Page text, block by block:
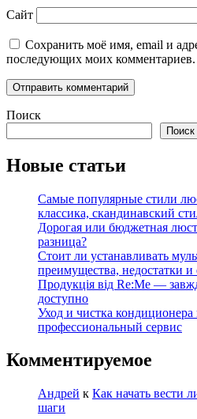
Сайт
Сохранить моё имя, email и
последующих моих комментариев.
Поиск
Поиск
Новые статьи
Самые популярные стили
классика, скандинавский
Дорогая или бюджетная
разница?
Стоит ли устанавливать
преимущества, недостатки
Продукція від Re:Me —
доступно
Уход и чистка кондиционера
профессиональный сервис
Комментируемое
Андрей к Как начать вести
шаги